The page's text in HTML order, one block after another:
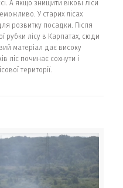
А якщо знищити вікові ліси
У старих лісах
розвитку посадки. Після
рубки лісу в Карпатах, сюди
матеріал дає високу
ліс починає сохнути і
території.